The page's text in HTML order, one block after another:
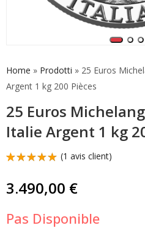
Home » Prodotti » 25 Euros
Argent 1 kg 200 Pièces
25 Euros
Italie Argent 1 kg
5 basé
client
(1 avis client)
3.490,00 €
Pas Disponible